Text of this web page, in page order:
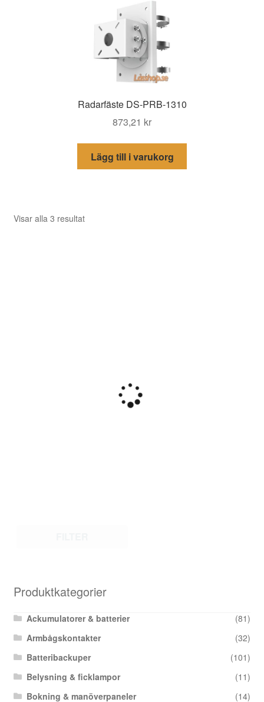
Radarfäste DS-PRB-1310
873,21 kr
Lägg till i varukorg
Visar alla 3 resultatSortera
Produktkategorier
Ackumulatorer & batterier
(81)
Armbågskontakter
(32)
Batteribackuper
(101)
Belysning & ficklampor
(11)
Bokning & manöverpaneler
(14)